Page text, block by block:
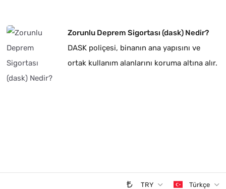
Zorunlu Deprem Sigortası (dask) Nedir?
DASK poliçesi, binanın ana yapısını ve
ortak kullanım alanlarını koruma altına alır.
TRY Türkçe